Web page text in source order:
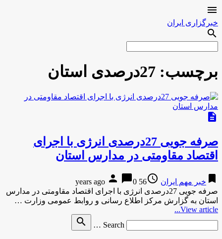

خبرگزاری ایران
search
برچسب: 27درصدی استان
description
صرفه جویی 27درصدی انرژی با اجرای
اقتصاد مقاومتی در مدارس استان
bookmark خبر مهم ایران access_time
56 years ago
person chat_bubble0
صرفه جویی 27درصدی انرژی با اجرای اقتصاد مقاومتی در مدارس
استان به گزارش مركز اطلاع رسانی و روابط عمومی وزارت …
View article...
Search …
search